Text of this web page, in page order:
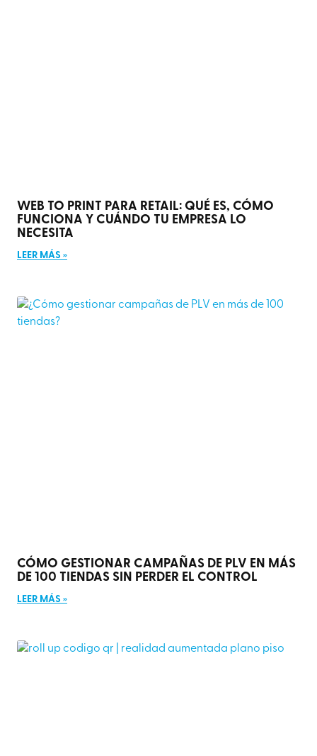
WEB TO PRINT PARA RETAIL: QUÉ ES, CÓMO
FUNCIONA Y CUÁNDO TU EMPRESA LO
NECESITA
LEER MÁS »
CÓMO GESTIONAR CAMPAÑAS DE PLV EN MÁS
DE 100 TIENDAS SIN PERDER EL CONTROL
LEER MÁS »